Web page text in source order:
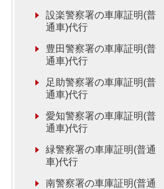
設楽警察署の車庫証明(普
通車)代行
豊田警察署の車庫証明(普
通車)代行
足助警察署の車庫証明(普
通車)代行
愛知警察署の車庫証明(普
通車)代行
緑警察署の車庫証明(普通
車)代行
南警察署の車庫証明(普通